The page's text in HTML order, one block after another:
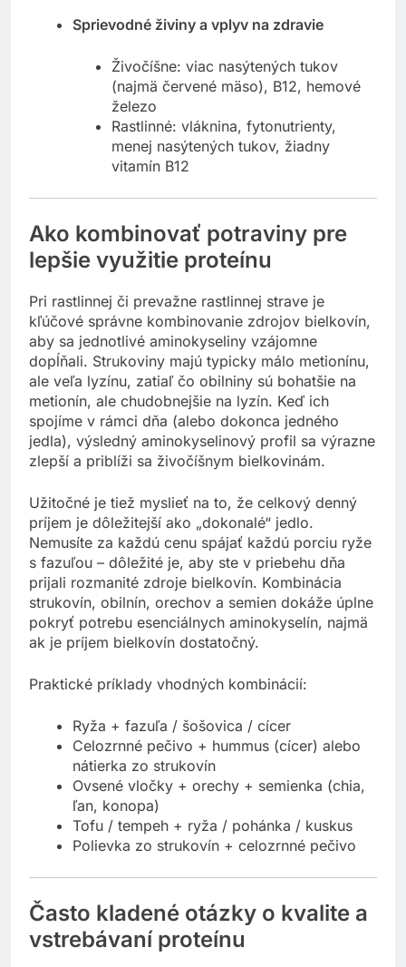
Sprievodné živiny a vplyv na zdravie
Živočíšne: viac nasýtených tukov
(najmä červené mäso), B12, hemové
železo
Rastlinné: vláknina, fytonutrienty,
menej nasýtených tukov, žiadny
vitamín B12
Ako kombinovať potraviny pre
lepšie využitie proteínu
Pri rastlinnej či prevažne rastlinnej strave je
kľúčové správne kombinovanie zdrojov bielkovín,
aby sa jednotlivé aminokyseliny vzájomne
dopĺňali. Strukoviny majú typicky málo metionínu,
ale veľa lyzínu, zatiaľ čo obilniny sú bohatšie na
metionín, ale chudobnejšie na lyzín. Keď ich
spojíme v rámci dňa (alebo dokonca jedného
jedla), výsledný aminokyselinový profil sa výrazne
zlepší a priblíži sa živočíšnym bielkovinám.
Užitočné je tiež myslieť na to, že celkový denný
príjem je dôležitejší ako „dokonalé“ jedlo.
Nemusíte za každú cenu spájať každú porciu ryže
s fazuľou – dôležité je, aby ste v priebehu dňa
prijali rozmanité zdroje bielkovín. Kombinácia
strukovín, obilnín, orechov a semien dokáže úplne
pokryť potrebu esenciálnych aminokyselín, najmä
ak je príjem bielkovín dostatočný.
Praktické príklady vhodných kombinácií:
Ryža + fazuľa / šošovica / cícer
Celozrnné pečivo + hummus (cícer) alebo
nátierka zo strukovín
Ovsené vločky + orechy + semienka (chia,
ľan, konopa)
Tofu / tempeh + ryža / pohánka / kuskus
Polievka zo strukovín + celozrnné pečivo
Často kladené otázky o kvalite a
vstrebávaní proteínu